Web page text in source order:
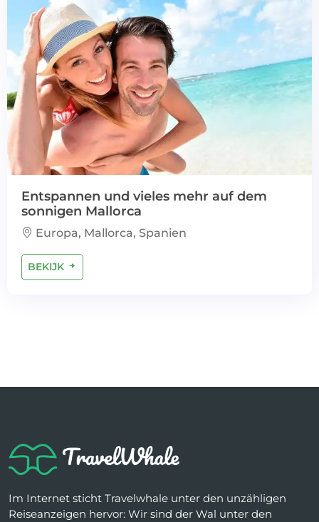
Entspannen und vieles mehr auf dem
sonnigen Mallorca
Europa, Mallorca, Spanien
BEKIJK
Im Internet sticht Travelwhale unter den unzähligen
Reiseanzeigen hervor: Wir sind der Wal unter den